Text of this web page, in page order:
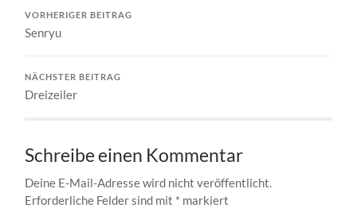
VORHERIGER BEITRAG
Senryu
NÄCHSTER BEITRAG
Dreizeiler
Schreibe einen Kommentar
Deine E-Mail-Adresse wird nicht veröffentlicht.
Erforderliche Felder sind mit * markiert